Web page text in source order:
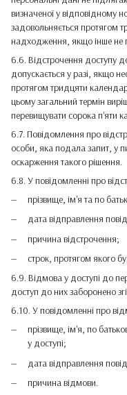
визначеної у відповідному
задовольняється протягом
надходження, якщо інше не
6.6. Відстрочення доступу
допускається у разі, якщо
протягом тридцяти
цьому загальний термін
перевищувати сорока п'яти
6.7. Повідомлення про
особи, яка подала запит, у
оскарження такого рішення.
6.8. У повідомленні про
прізвище, ім'я та по
дата відправлення
причина відстрочення;
строк, протягом якого
6.9. Відмова у доступі до
доступ до них заборонено
6.10. У повідомленні про
прізвище, ім'я, по
у доступі;
дата відправлення
причина відмови.